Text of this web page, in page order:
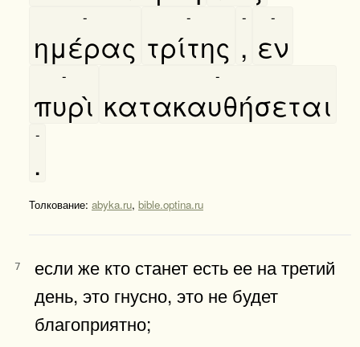
ημέρας
-
τρίτης
-
,
-
εν
-
πυρὶ
-
κατακαυθήσεται
-
.
-
Толкование: abyka.ru, bible.optina.ru
7
если же кто станет есть ее на третий
день, это гнусно, это не будет
благоприятно;